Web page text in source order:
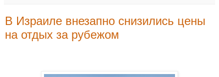
В Израиле внезапно снизились цены
на отдых за рубежом